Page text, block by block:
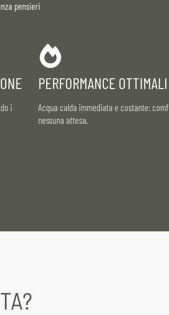
pensieri
i
PERFORMANCE OTTIMALI
Acqua calda immediata e costante:
nessuna attesa.